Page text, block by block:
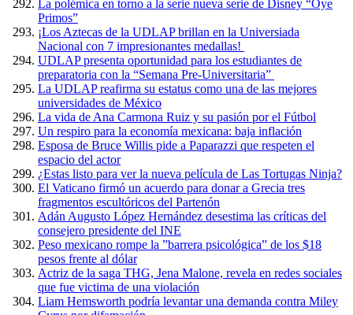
La polémica en torno a la serie nueva serie de Disney “Oye
Primos”
¡Los Aztecas de la UDLAP brillan en la Universiada
Nacional con 7 impresionantes medallas!
UDLAP presenta oportunidad para los estudiantes de
preparatoria con la “Semana Pre-Universitaria”
La UDLAP reafirma su estatus como una de las mejores
universidades de México
La vida de Ana Carmona Ruiz y su pasión por el Fútbol
Un respiro para la economía mexicana: baja inflación
Esposa de Bruce Willis pide a Paparazzi que respeten el
espacio del actor
¿Estas listo para ver la nueva película de Las Tortugas Ninja?
El Vaticano firmó un acuerdo para donar a Grecia tres
fragmentos escultóricos del Partenón
Adán Augusto López Hernández desestima las críticas del
consejero presidente del INE
Peso mexicano rompe la ”barrera psicológica” de los $18
pesos frente al dólar
Actriz de la saga THG, Jena Malone, revela en redes sociales
que fue victima de una violación
Liam Hemsworth podría levantar una demanda contra Miley